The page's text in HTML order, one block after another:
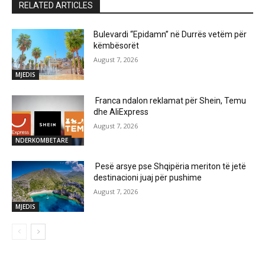
RELATED ARTICLES
MJEDIS
Bulevardi “Epidamn” në Durrës vetëm për
këmbësorët
August 7, 2026
NDERKOMBETARE
Franca ndalon reklamat për Shein, Temu
dhe AliExpress
August 7, 2026
MJEDIS
Pesë arsye pse Shqipëria meriton të jetë
destinacioni juaj për pushime
August 7, 2026